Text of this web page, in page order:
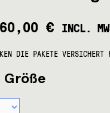
60,00€ INCL.
DIE PAKETE
Größe